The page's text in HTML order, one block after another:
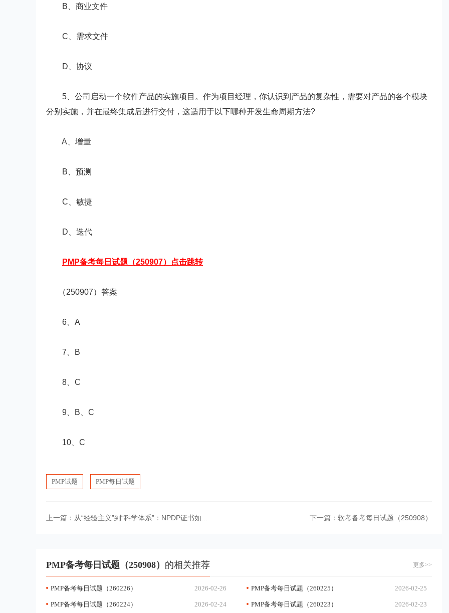
B、商业文件
C、需求文件
D、协议
5、公司启动一个软件产品的实施项目。作为项目经理，你认识到产品的复杂性，需要对产品的各个模块
分别实施，并在最终集成后进行交付，这适用于以下哪种开发生命周期方法?
A、增量
B、预测
C、敏捷
D、迭代
PMP备考每日试题（250907）点击跳转
（250907）答案
6、A
7、B
8、C
9、B、C
10、C
PMP试题 PMP每日试题
上一篇： 从“经验主义”到“科学体系”：NPDP证书如... 下一篇： 软考备考每日试题（250908）
PMP备考每日试题（250908） 的相关推荐 更多>>
PMP备考每日试题（260226） 2026-02-26 PMP备考每日试题（260225） 2026-02-25
PMP备考每日试题（260224） 2026-02-24 PMP备考每日试题（260223） 2026-02-23